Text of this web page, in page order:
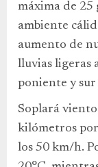
máxima de 25
ambiente
aumento de
lluvias ligeras
poniente y
Soplará
kilómetros por
los 50 km/h.